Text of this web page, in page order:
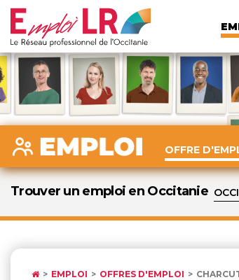
OFFRE
Trouver un emploi en Occitanie
EMPLOI OFFRES D'EMPLOI